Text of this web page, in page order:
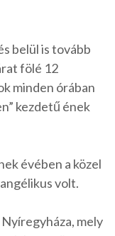
belül is tovább
fölé 12
minden órában
kezdetű ének
évében a közel
volt.
mely